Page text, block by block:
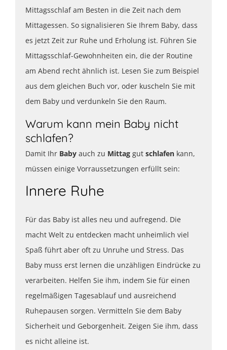
Mittagsschlaf am Besten in die Zeit nach dem
Mittagessen. So signalisieren Sie Ihrem Baby, dass
es jetzt Zeit zur Ruhe und Erholung ist. Führen Sie
Mittagsschlaf-Gewohnheiten ein, die der Routine
am Abend recht ähnlich ist. Lesen Sie zum Beispiel
aus dem gleichen Buch vor, oder kuscheln Sie mit
dem Baby und verdunkeln Sie den Raum.
Warum kann mein Baby nicht
schlafen?
Damit Ihr Baby auch zu Mittag gut schlafen kann,
müssen einige Vorraussetzungen erfüllt sein:
Innere Ruhe
Für das Baby ist alles neu und aufregend. Die
macht Welt zu entdecken macht unheimlich viel
Spaß führt aber oft zu Unruhe und Stress. Das
Baby muss erst lernen die unzähligen Eindrücke zu
verarbeiten. Helfen Sie ihm, indem Sie für einen
regelmäßigen Tagesablauf und ausreichend
Ruhepausen sorgen. Vermitteln Sie dem Baby
Sicherheit und Geborgenheit. Zeigen Sie ihm, dass
es nicht alleine ist.